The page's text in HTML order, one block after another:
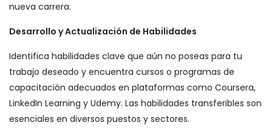
nueva carrera.
Desarrollo y Actualización de Habilidades
Identifica habilidades clave que aún no poseas para tu
trabajo deseado y encuentra cursos o programas de
capacitación adecuados en plataformas como Coursera,
LinkedIn Learning y Udemy. Las habilidades transferibles son
esenciales en diversos puestos y sectores.